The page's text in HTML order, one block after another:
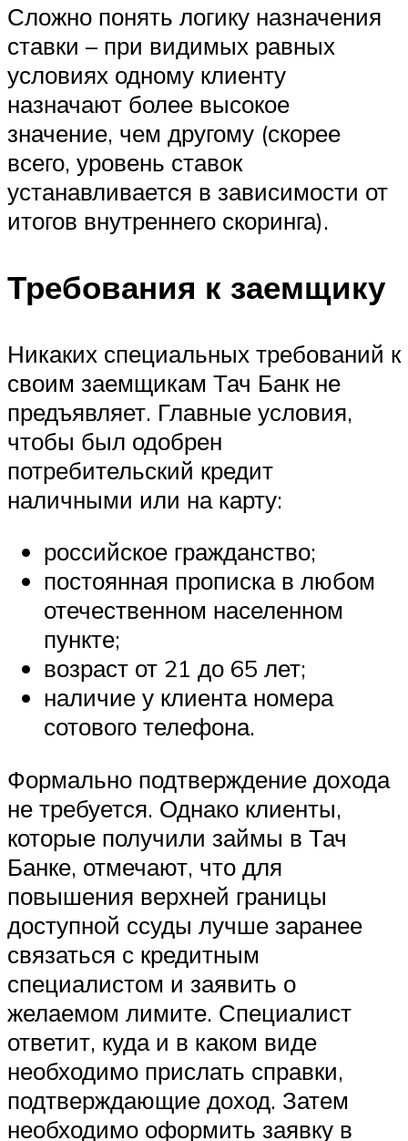
Сложно понять логику назначения
ставки – при видимых равных
условиях одному клиенту
назначают более высокое
значение, чем другому (скорее
всего, уровень ставок
устанавливается в зависимости от
итогов внутреннего скоринга).
Требования к заемщику
Никаких специальных требований к
своим заемщикам Тач Банк не
предъявляет. Главные условия,
чтобы был одобрен
потребительский кредит
наличными или на карту:
российское гражданство;
постоянная прописка в любом
отечественном населенном
пункте;
возраст от 21 до 65 лет;
наличие у клиента номера
сотового телефона.
Формально подтверждение дохода
не требуется. Однако клиенты,
которые получили займы в Тач
Банке, отмечают, что для
повышения верхней границы
доступной ссуды лучше заранее
связаться с кредитным
специалистом и заявить о
желаемом лимите. Специалист
ответит, куда и в каком виде
необходимо прислать справки,
подтверждающие доход. Затем
необходимо оформить заявку в